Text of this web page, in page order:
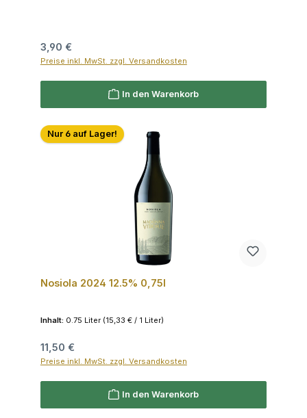
Regulärer Preis:
3,90 €
Preise inkl. MwSt. zzgl. Versandkosten
In den Warenkorb
Nur 6 auf Lager!
Nosiola 2024 12.5% 0,75l
Inhalt: 0.75 Liter (15,33 € / 1 Liter)
Regulärer Preis:
11,50 €
Preise inkl. MwSt. zzgl. Versandkosten
In den Warenkorb